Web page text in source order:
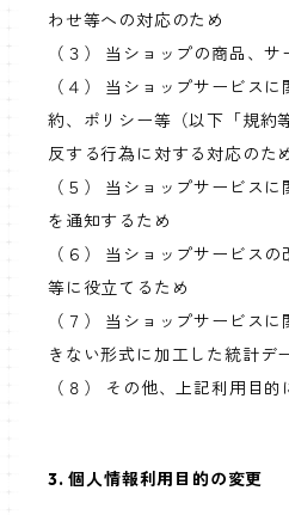
わせ等への対応のため
（３） 当ショップの商品、
（４） 当ショップサービス
約、ポリシー等（以下「規約
反する行為に対する対応のた
（５） 当ショップサービス
を通知するため
（６） 当ショップサービス
等に役立てるため
（７） 当ショップサービス
きない形式に加工した統計デ
（８） その他、上記利用目
3. 個人情報利用目的の変更